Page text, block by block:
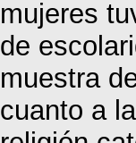
mujeres
de
muestra
cuanto a